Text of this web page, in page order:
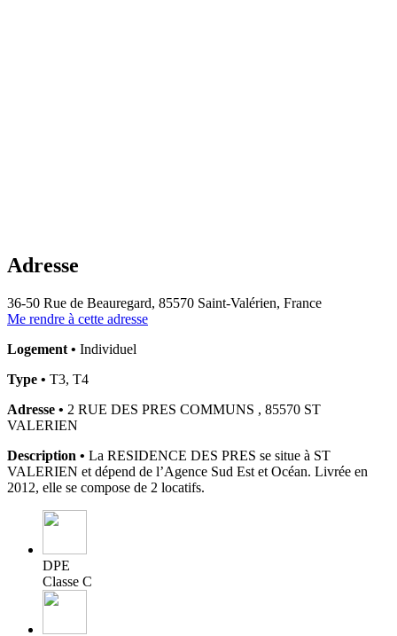
Adresse
36-50 Rue de Beauregard, 85570 Saint-Valérien, France
Me rendre à cette adresse
Logement • Individuel
Type • T3, T4
Adresse • 2 RUE DES PRES COMMUNS , 85570 ST
VALERIEN
Description • La RESIDENCE DES PRES se situe à ST
VALERIEN et dépend de l’Agence Sud Est et Océan. Livrée en
2012, elle se compose de 2 locatifs.
DPE
Classe C